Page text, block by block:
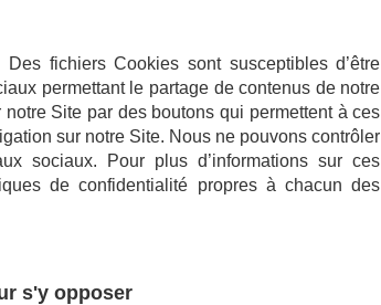
Des fichiers Cookies sont susceptibles d’être
permettant le partage de contenus de notre
Site par des boutons qui permettent à ces
sur notre Site. Nous ne pouvons contrôler
sociaux. Pour plus d’informations sur ces
de confidentialité propres à chacun des
s'y opposer